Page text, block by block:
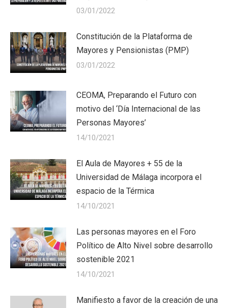
03/01/2022
Constitución de la Plataforma de
Mayores y Pensionistas (PMP)
03/01/2022
CEOMA, Preparando el Futuro con
motivo del ‘Día Internacional de las
Personas Mayores’
14/10/2021
El Aula de Mayores + 55 de la
Universidad de Málaga incorpora el
espacio de la Térmica
14/10/2021
Las personas mayores en el Foro
Político de Alto Nivel sobre desarrollo
sostenible 2021
14/10/2021
Manifiesto a favor de la creación de una